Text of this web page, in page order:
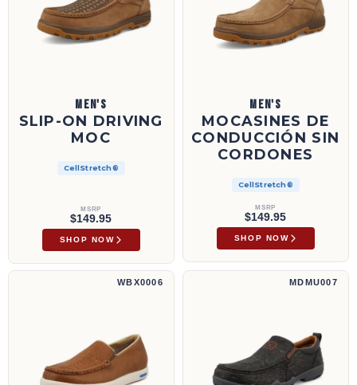
MEN'S
SLIP-ON DRIVING
MOC
CellStretch®
MSRP
$149.95
SHOP NOW
MEN'S
MOCASINES DE
CONDUCCIÓN SIN
CORDONES
CellStretch®
MSRP
$149.95
SHOP NOW
Zapatillas sin cordones UltraLite X™ | WBX0006
WBX0006
Mocasines de conducción sin cordones
MDMU007